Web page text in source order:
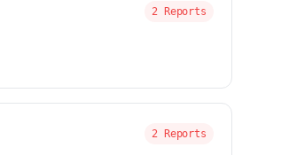
2 Reports
2 Reports